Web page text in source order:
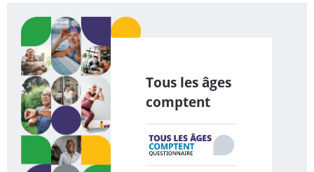
Tous les âges
comptent